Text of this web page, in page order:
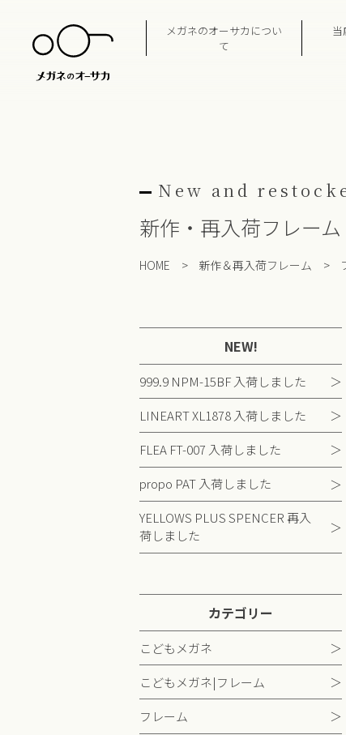
content
メガネのオーサカについ
て
当
New and
新作・再入荷フレーム
HOME > 新作＆再入荷フレーム >
NEW!
999.9 NPM-15BF 入荷しました
LINEART XL1878 入荷しました
FLEA FT-007 入荷しました
propo PAT 入荷しました
YELLOWS PLUS SPENCER 再入
荷しました
カテゴリー
こどもメガネ
こどもメガネ|フレーム
フレーム